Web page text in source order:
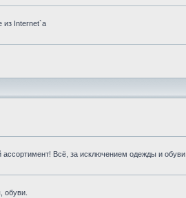
из Internet`а
Всё, за исключением одежды и обуви.
обуви.